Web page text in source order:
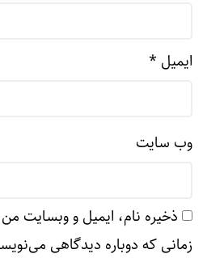
ایمیل *
وب‌ سایت
ذخیره نام، ایمیل و وبسایت من
زمانی که دوباره دیدگاهی